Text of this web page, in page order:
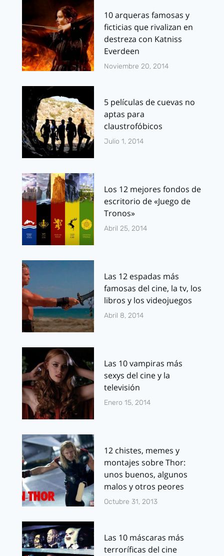
10 arqueras famosas y
ficticias que rivalizan en
destreza con Katniss
Everdeen
Noviembre 20, 2014
5 películas de cuevas no
aptas para
claustrofóbicos
Julio 1, 2014
Los 12 mejores fondos de
escritorio de «Juego de
Tronos»
Abril 25, 2014
Las 12 espadas más
famosas del cine, la tv, los
libros y los videojuegos
Abril 8, 2014
Las 10 vampiras más
sexys del cine y la
televisión
Enero 15, 2014
12 chistes, memes y
montajes sobre Thor:
unos buenos, algunos
malos y otros peores
Octubre 31, 2013
Las 10 máscaras más
terroríficas del cine